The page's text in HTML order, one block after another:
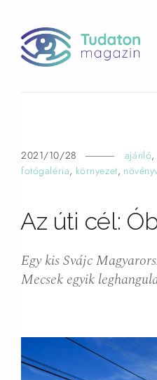
2021/10/28 ajánló,
fotógaléria, környezet,
Az úti cél:
Egy kis Svájc
Mecsek egyik